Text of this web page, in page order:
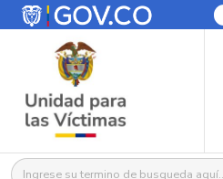
Buscar: